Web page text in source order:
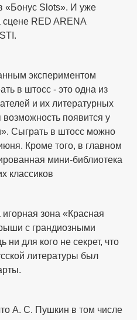
«Бонус Slots». И уже
сцене RED ARENA
экспериментом
в штосс - это одна из
и их литературных
возможность появится у
Сыграть в штосс можно
Кроме того, в главном
мини-библиотека
классиков
зона «Красная
с грандиозными
для кого не секрет, что
литературы был
А. С. Пушкин в том числе